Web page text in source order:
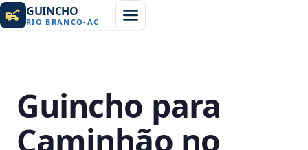
GUINCHO
RIO BRANCO-AC
Guincho para
Caminhão no